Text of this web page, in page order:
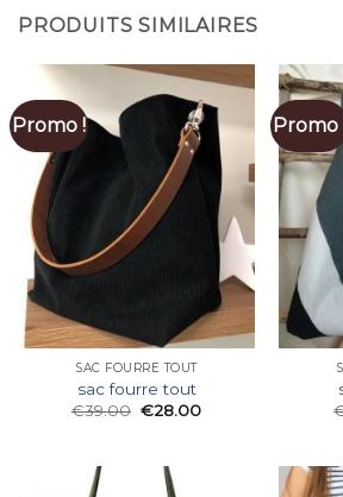
PRODUITS SIMILAIRES
Promo !
SAC FOURRE TOUT
sac fourre tout
€39.00 €28.00
Promo